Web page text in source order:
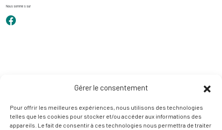
Gérer le consentement
Pour offrir les meilleures expériences, nous utilisons des technologies
telles que les cookies pour stocker et/ou accéder aux informations des
appareils. Le fait de consentir à ces technologies nous permettra de traiter
Nous sommes sur